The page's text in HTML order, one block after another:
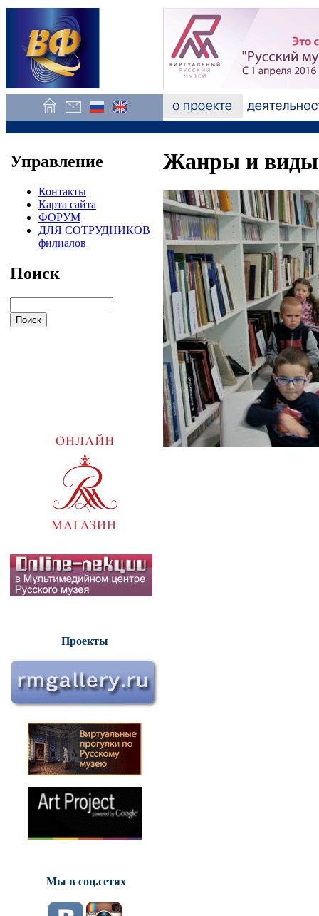
Управление
Контакты
Карта сайта
ФОРУМ
ДЛЯ СОТРУДНИКОВ
филиалов
Поиск
Проекты
Мы в соц.сетях
Жанры и